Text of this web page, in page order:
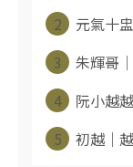
2
元氣十
3
朱輝哥
4
阮小越
5
初越｜